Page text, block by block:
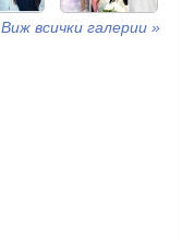
Виж всички галерии »